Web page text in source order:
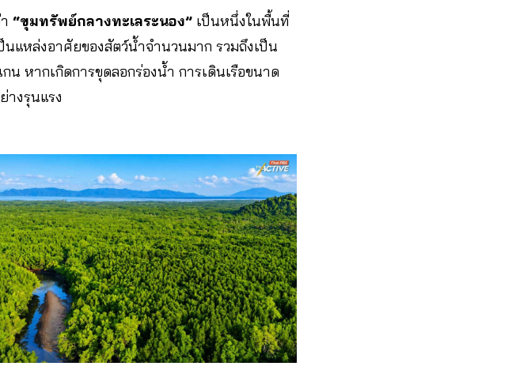
“ขุมทรัพย์กลางทะเลระนอง” เป็นหนึ่งในพื้นที่
แหล่งอาศัยของสัตว์น้ำจำนวนมาก รวมถึงเป็น
หากเกิดการขุดลอกร่องน้ำ การเดินเรือขนาด
างรุนแรง